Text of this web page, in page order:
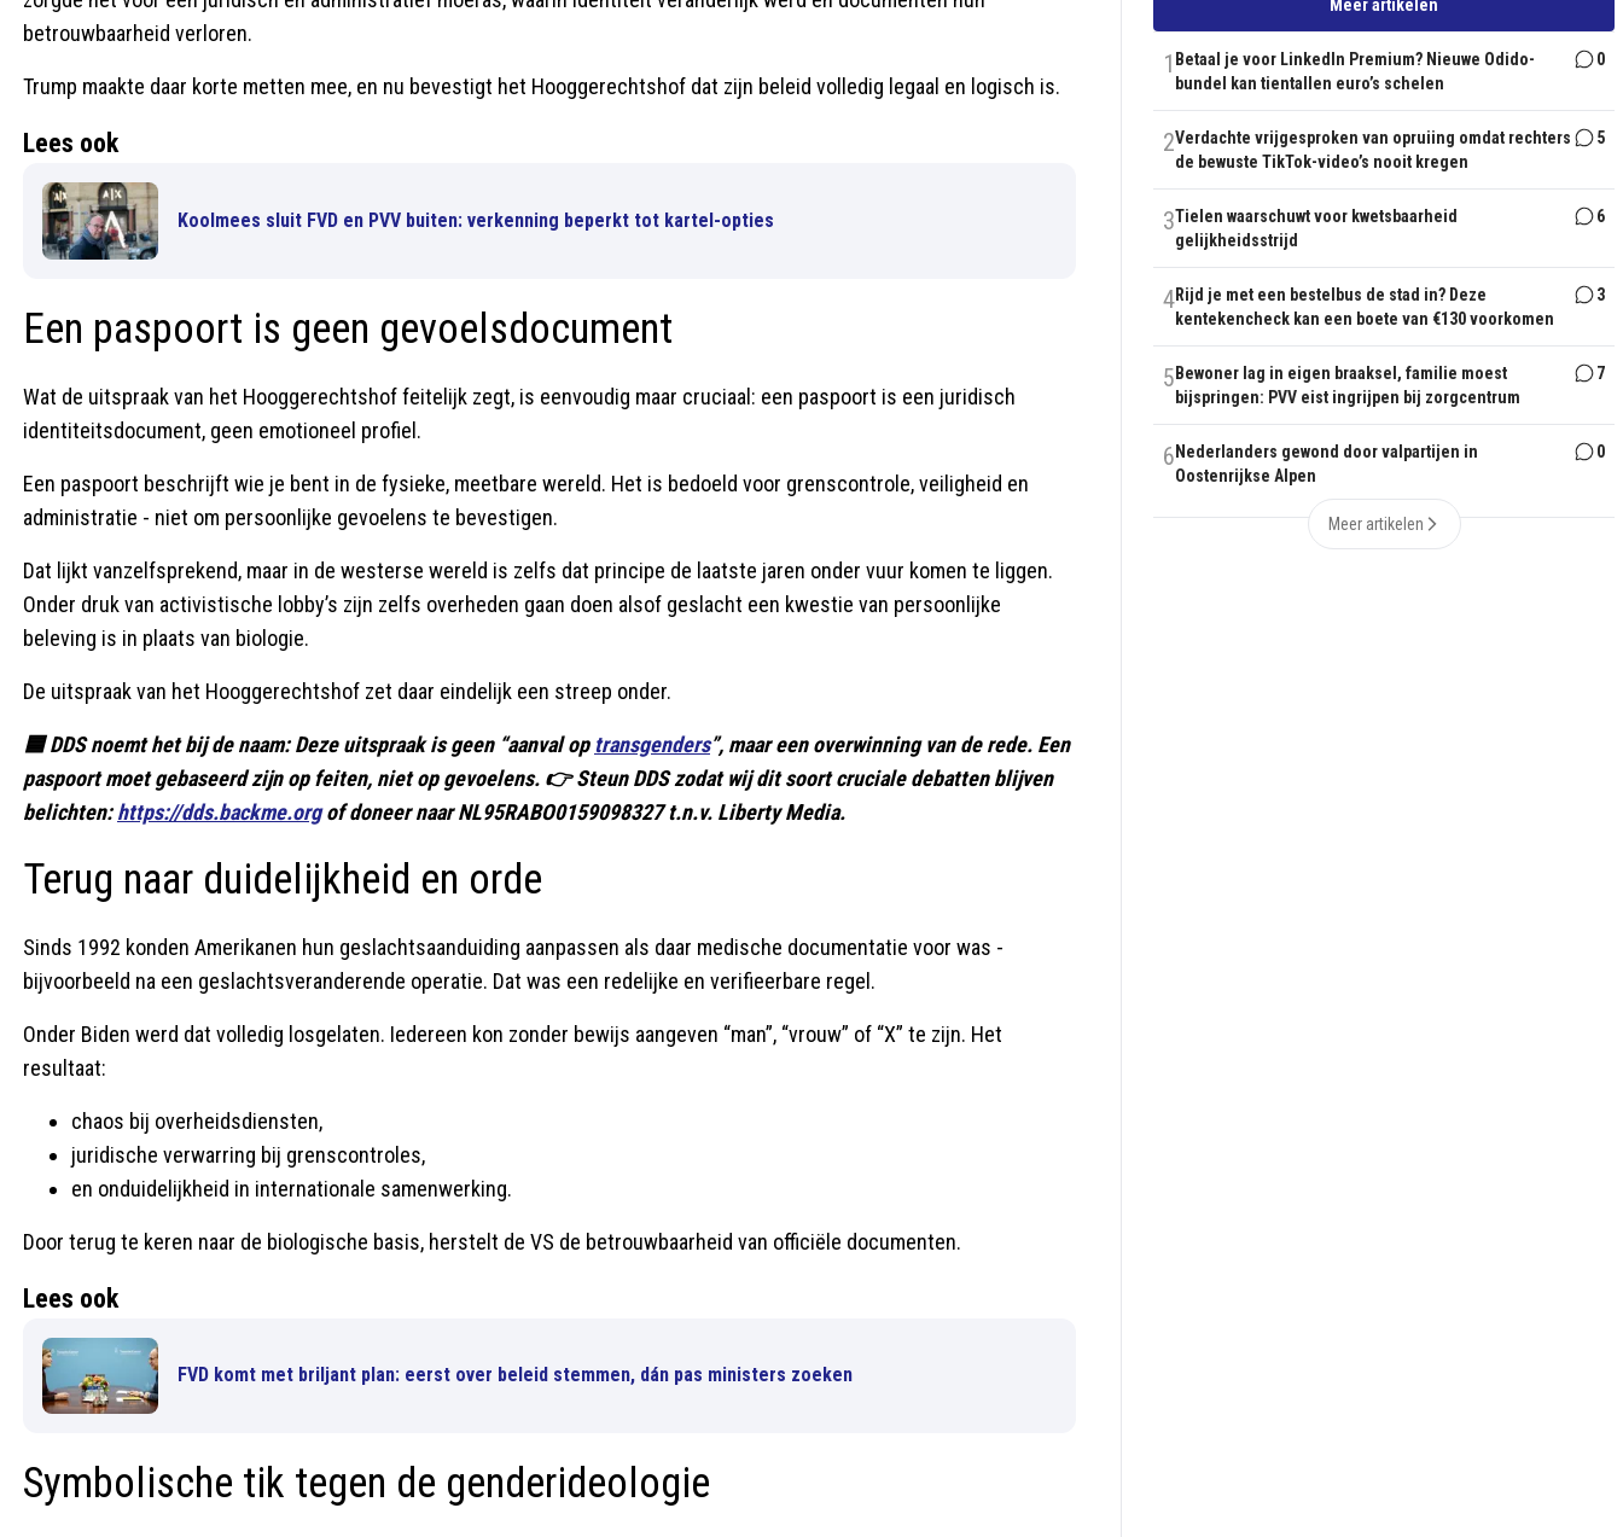
betrouwbaarheid verloren.
Trump maakte daar korte metten mee, en nu bevestigt het Hooggerechtshof dat zijn beleid volledig legaal en logisch is.
Lees ook
Koolmees sluit FVD en PVV buiten: verkenning beperkt tot kartel-opties
Een paspoort is geen gevoelsdocument
Wat de uitspraak van het Hooggerechtshof feitelijk zegt, is eenvoudig maar cruciaal: een paspoort is een juridisch
identiteitsdocument, geen emotioneel profiel.
Een paspoort beschrijft wie je bent in de fysieke, meetbare wereld. Het is bedoeld voor grenscontrole, veiligheid en
administratie - niet om persoonlijke gevoelens te bevestigen.
Dat lijkt vanzelfsprekend, maar in de westerse wereld is zelfs dat principe de laatste jaren onder vuur komen te liggen.
Onder druk van activistische lobby’s zijn zelfs overheden gaan doen alsof geslacht een kwestie van persoonlijke
beleving is in plaats van biologie.
De uitspraak van het Hooggerechtshof zet daar eindelijk een streep onder.
🟦 DDS noemt het bij de naam: Deze uitspraak is geen “aanval optransgenders”, maar een overwinning van de rede. Een
paspoort moet gebaseerd zijn op feiten, niet op gevoelens. 👉 Steun DDS zodat wij dit soort cruciale debatten blijven
belichten:https://dds.backme.orgof doneer naar NL95RABO0159098327 t.n.v. Liberty Media.
Terug naar duidelijkheid en orde
Sinds 1992 konden Amerikanen hun geslachtsaanduiding aanpassen als daar medische documentatie voor was -
bijvoorbeeld na een geslachtsveranderende operatie. Dat was een redelijke en verifieerbare regel.
Onder Biden werd dat volledig losgelaten. Iedereen kon zonder bewijs aangeven “man”, “vrouw” of “X” te zijn. Het
resultaat:
chaos bij overheidsdiensten,
juridische verwarring bij grenscontroles,
en onduidelijkheid in internationale samenwerking.
Door terug te keren naar de biologische basis, herstelt de VS de betrouwbaarheid van officiële documenten.
Lees ook
FVD komt met briljant plan: eerst over beleid stemmen, dán pas ministers zoeken
Symbolische tik tegen de genderideologie
Meer artikelen
1 Betaal je voor LinkedIn Premium? Nieuwe Odido-
bundel kan tientallen euro’s schelen
0
2Verdachte vrijgesproken van opruiing omdat rechters
de bewuste TikTok-video’s nooit kregen
5
3Tielen waarschuwt voor kwetsbaarheid
gelijkheidsstrijd
6
4Rijd je met een bestelbus de stad in? Deze
kentekencheck kan een boete van €130 voorkomen
3
5 Bewoner lag in eigen braaksel, familie moest
bijspringen: PVV eist ingrijpen bij zorgcentrum
7
6 Nederlanders gewond door valpartijen in
Oostenrijkse Alpen
0
Meer artikelen